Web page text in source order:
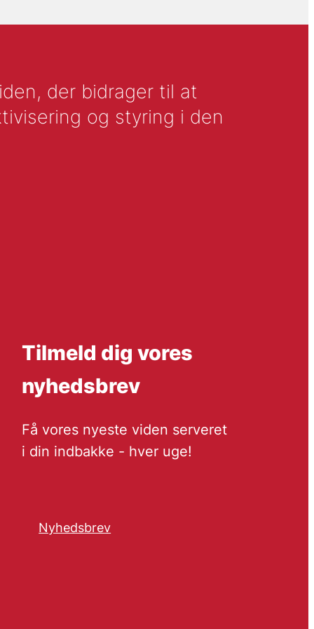
der bidrager til at
og styring i den
Tilmeld dig vores
nyhedsbrev
Få vores nyeste viden serveret
i din indbakke - hver uge!
Nyhedsbrev